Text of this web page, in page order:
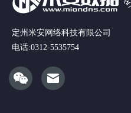
定州米安网络科技有限公司
电话:0312-5535754